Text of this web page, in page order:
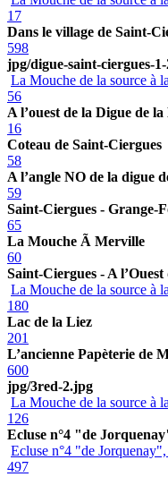
17
Dans le village de Saint-
598
jpg/digue-saint-ciergues-
La Mouche de la source à
56
A l’ouest de la Digue de
16
Coteau de Saint-Ciergues
58
A l’angle NO de la digue
59
Saint-Ciergues - Grange-
65
La Mouche Ã Merville
60
Saint-Ciergues - A
La Mouche de la source à
180
Lac de la Liez
201
L’ancienne Papèterie de
600
jpg/3red-2.jpg
La Mouche de la source à
126
Ecluse n°4 "de
Ecluse n°4 "de Jorquenay",
497